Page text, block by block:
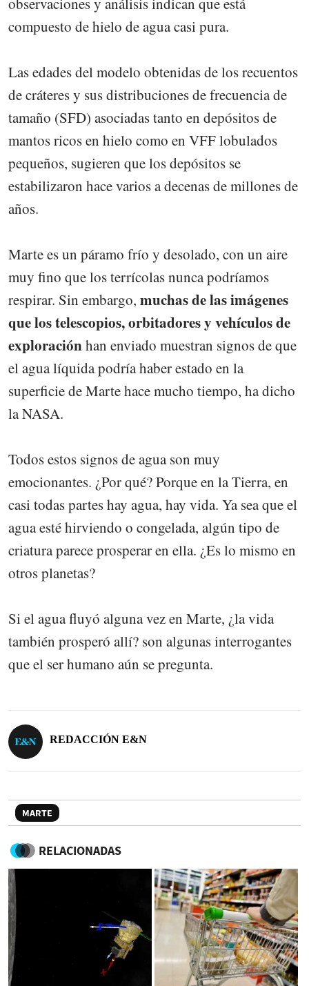
compuesto de hielo de agua casi pura.
Las edades del modelo obtenidas de los recuentos
de cráteres y sus distribuciones de frecuencia de
tamaño (SFD) asociadas tanto en depósitos de
mantos ricos en hielo como en VFF lobulados
pequeños, sugieren que los depósitos se
estabilizaron hace varios a decenas de millones de
años.
Marte es un páramo frío y desolado, con un aire
muy fino que los terrícolas nunca podríamos
respirar. Sin embargo, muchas de las imágenes
que los telescopios, orbitadores y vehículos de
exploraciónhan enviado muestran signos de que
el agua líquida podría haber estado en la
superficie de Marte hace mucho tiempo, ha dicho
la NASA.
Todos estos signos de agua son muy
emocionantes. ¿Por qué? Porque en la Tierra, en
casi todas partes hay agua, hay vida. Ya sea que el
agua esté hirviendo o congelada, algún tipo de
criatura parece prosperar en ella. ¿Es lo mismo en
otros planetas?
Si el agua fluyó alguna vez en Marte, ¿la vida
también prosperó allí? son algunas interrogantes
que el ser humano aún se pregunta.
REDACCIÓN E&N
MARTE
RELACIONADAS